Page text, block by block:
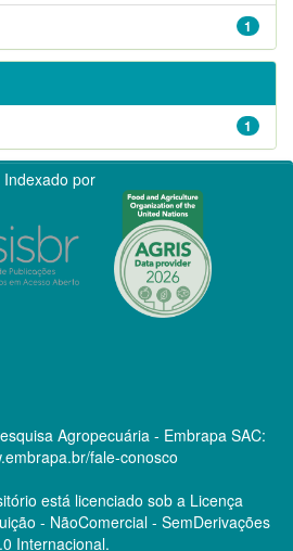
1
1
Indexado por
Agropecuária - Embrapa SAC:
fale-conosco
está licenciado sob a Licença
- NãoComercial - SemDerivações
Internacional.